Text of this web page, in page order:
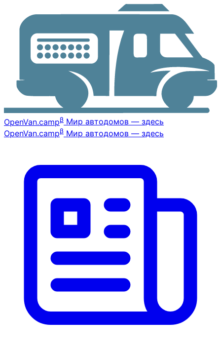
OpenVan.campβ Мир автодомов — здесь
OpenVan.campβ Мир автодомов — здесь